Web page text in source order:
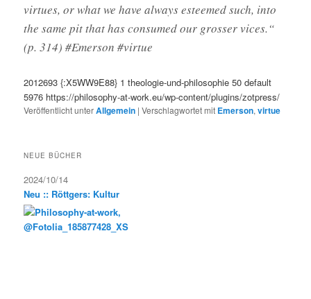
virtues, or what we have always esteemed such, into
the same pit that has consumed our grosser vices.“
(p. 314) #Emerson #virtue
2012693 {:X5WW9E88} 1 theologie-und-philosophie 50 default
5976 https://philosophy-at-work.eu/wp-content/plugins/zotpress/
Veröffentlicht unterAllgemein |Verschlagwortet mit Emerson,virtue
NEUE BÜCHER
2024/10/14
Neu :: Röttgers: Kultur